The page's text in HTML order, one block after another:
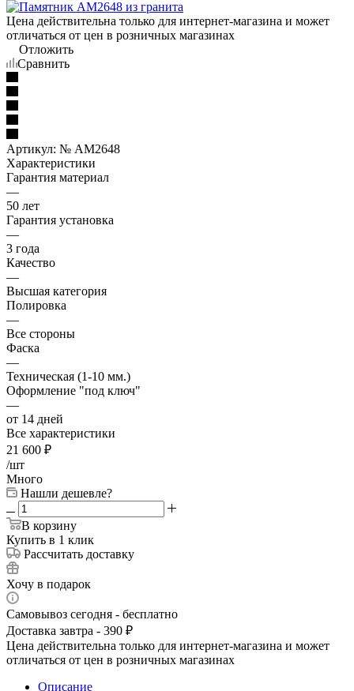
Цена действительна только для интернет-магазина и может
отличаться от цен в розничных магазинах
Отложить
Сравнить
Артикул: № AM2648
Характеристики
Гарантия материал
—
50 лет
Гарантия установка
—
3 года
Качество
—
Высшая категория
Полировка
—
Все стороны
Фаска
—
Техническая (1-10 мм.)
Оформление "под ключ"
—
от 14 дней
Все характеристики
21 600 ₽
/шт
Много
Нашли дешевле?
В корзину
Купить в 1 клик
Рассчитать доставку
Хочу в подарок
Самовывоз сегодня - бесплатно
Доставка завтра - 390 ₽
Цена действительна только для интернет-магазина и может
отличаться от цен в розничных магазинах
Описание